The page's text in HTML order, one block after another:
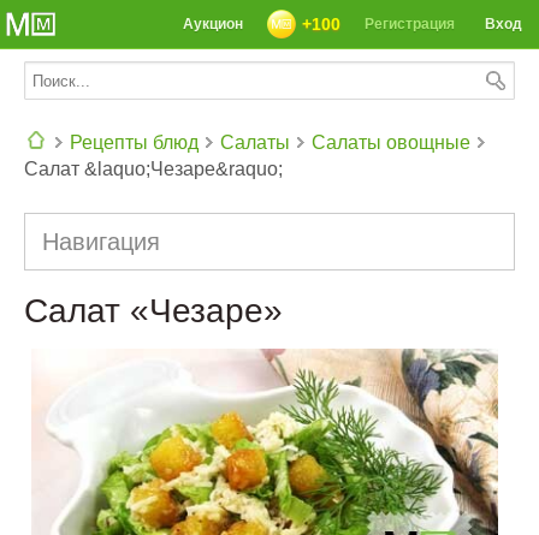
Вход
Регистрация
+100
Аукцион
Рецепты блюд Салаты
Салаты овощные
Салат &laquo;Чезаре&raquo;
Навигация
Салат «Чезаре»